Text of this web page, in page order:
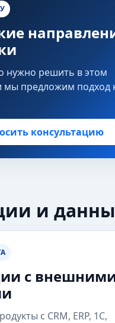
нужно решить в этом
мы предложим подход
консультацию
и
с
с CRM, ERP, 1С,